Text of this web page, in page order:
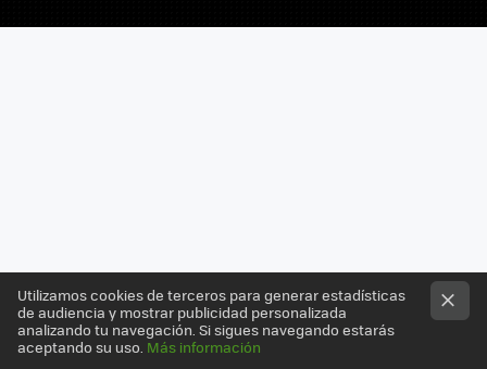
Editor - Tech
Utilizamos cookies de terceros para generar estadísticas
de audiencia y mostrar publicidad personalizada
analizando tu navegación. Si sigues navegando estarás
aceptando su uso. Más información